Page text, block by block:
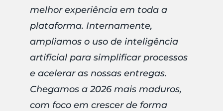
melhor experiência em toda a
plataforma. Internamente,
ampliamos o uso de inteligência
artificial para simplificar processos
e acelerar as nossas entregas.
Chegamos a 2026 mais maduros,
com foco em crescer de forma